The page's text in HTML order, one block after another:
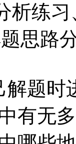
析练
思路
题时
有无